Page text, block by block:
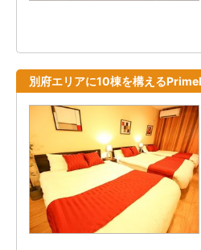
別府エリアに10棟を構える